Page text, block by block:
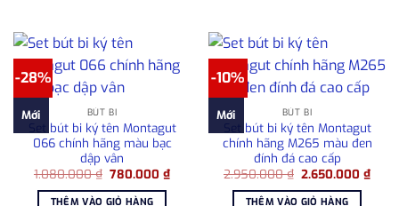
-28%
Mới BÚT BI
Set bút bi ký tên Montagut
066 chính hãng màu bạc
dập vân
1.080.000₫ Giá
là:
780.000₫Giá
hiện
THÊM VÀO GIỎ HÀNG
-10%
Mới BÚT BI
Set bút bi ký tên Montagut
chính hãng M265 màu đen
đính đá cao cấp
2.950.000₫ Giá
là:
2.650.000₫Giá
hiện
THÊM VÀO GIỎ HÀNG